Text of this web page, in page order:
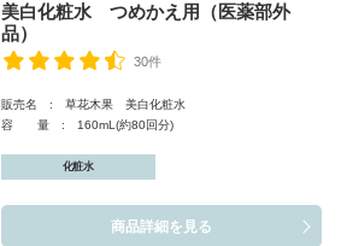
美白化粧水 つめかえ用（医薬部外
品）
30件
販売名 : 草花木果 美白化粧水
容 量 : 160mL(約80回分)
化粧水
商品詳細を見る